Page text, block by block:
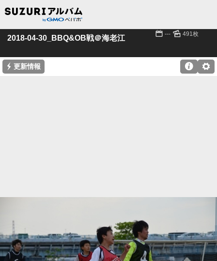
2018-04-30_BBQ&OB戦＠海老江 📅 --- 🌄 491枚
⚡ 更新情報 ⚙
